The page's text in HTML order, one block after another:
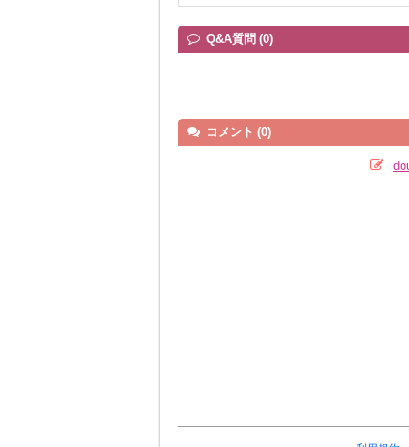
Q&A質問 (0)
コメント (0)